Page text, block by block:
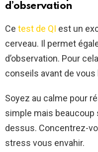
d’observation
Ce test de QI est un
cerveau. Il permet
d’observation. Pour
conseils avant de vous
Soyez au calme pour
simple mais
dessus. Concentrez-
stress vous envahir.